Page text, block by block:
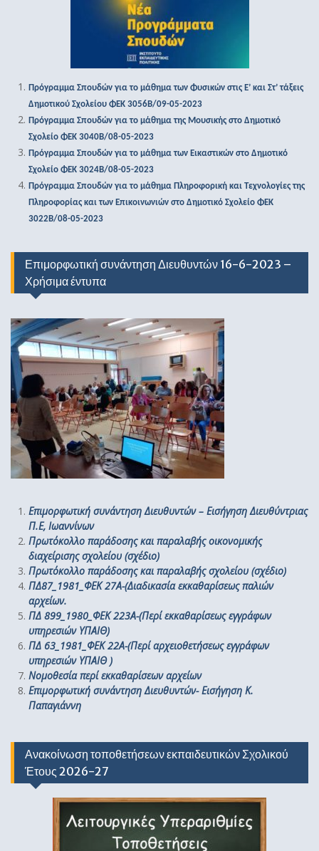
Πρόγραμμα Σπουδών για το μάθημα των Φυσικών στις Ε’ και Στ’ τάξεις
Δημοτικού Σχολείου ΦΕΚ 3056Β/09-05-2023
Πρόγραμμα Σπουδών για το μάθημα της Μουσικής στο Δημοτικό
Σχολείο ΦΕΚ 3040Β/08-05-2023
Πρόγραμμα Σπουδών για το μάθημα των Εικαστικών στο Δημοτικό
Σχολείο ΦΕΚ 3024Β/08-05-2023
Πρόγραμμα Σπουδών για το μάθημα Πληροφορική και Τεχνολογίες της
Πληροφορίας και των Επικοινωνιών στο Δημοτικό Σχολείο ΦΕΚ
3022Β/08-05-2023
Επιμορφωτική συνάντηση Διευθυντών 16-6-2023 –
Χρήσιμα έντυπα
Επιμορφωτική συνάντηση Διευθυντών – Εισήγηση Διευθύντριας
Π.Ε, Ιωαννίνων
Πρωτόκολλο παράδοσης και παραλαβής οικονομικής
διαχείρισης σχολείου (σχέδιο)
Πρωτόκολλο παράδοσης και παραλαβής σχολείου (σχέδιο)
ΠΔ87_1981_ΦΕΚ 27Α-(Διαδικασία εκκαθαρίσεως παλιών
αρχείων.
ΠΔ 899_1980_ΦΕΚ 223Α-(Περί εκκαθαρίσεως εγγράφων
υπηρεσιών ΥΠΑΙΘ)
ΠΔ 63_1981_ΦΕΚ 22Α-(Περί αρχειοθετήσεως εγγράφων
υπηρεσιών ΥΠΑΙΘ )
Νομοθεσία περί εκκαθαρίσεων αρχείων
Επιμορφωτική συνάντηση Διευθυντών- Εισήγηση Κ.
Παπαγιάννη
Ανακοίνωση τοποθετήσεων εκπαιδευτικών Σχολικού
Έτους 2026-27